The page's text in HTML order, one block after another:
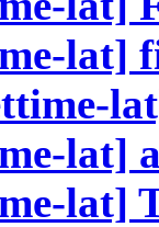
lat]
lat]
lat]